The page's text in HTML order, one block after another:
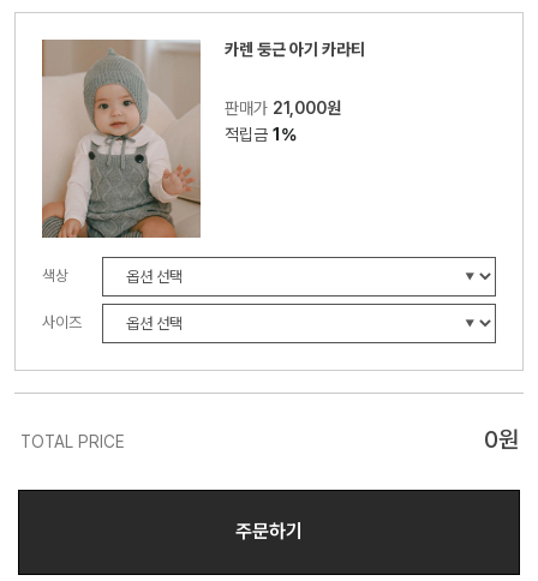
카렌 둥근 아기 카라티
판매가 21,000원
적립금1%
색상
사이즈
TOTAL PRICE 0원
주문하기